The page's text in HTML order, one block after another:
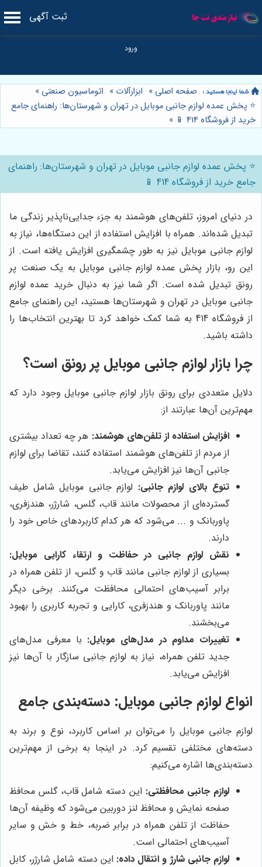
ثبت آگهی
صفحه اصلی » ابزارآلات » اتوماسیون صنعتی »
⭐️ پخش عمده لوازم جانبی موبایل در تهران و شهرستان‌ها: راهنمای جامع
خرید از فروشگاه 414 📱
»
⭐️ پخش عمده لوازم جانبی موبایل در تهران و شهرستان‌ها: راهنمای
جامع خرید از فروشگاه 414 📱
در دنیای امروز، تلفن‌های هوشمند به جزء جدایی‌ناپذیر زندگی ما
تبدیل شده‌اند. همراه با افزایش استفاده از این دستگاه‌ها، نیاز به
لوازم جانبی موبایل نیز به طور چشمگیری افزایش یافته است. از
این رو، بازار پخش عمده لوازم جانبی موبایل به یک صنعت پر
رونق تبدیل شده است. اگر شما نیز به دنبال خرید عمده لوازم
جانبی موبایل در تهران و شهرستان‌ها هستید، این راهنمای جامع
از فروشگاه 414 به شما کمک خواهد کرد تا بهترین انتخاب‌ها را
داشته باشید.
چرا بازار لوازم جانبی موبایل پر رونق است؟
دلایل متعددی برای رونق بازار لوازم جانبی موبایل وجود دارد که
مهم‌ترین آن‌ها عبارتند از:
افزایش استفاده از تلفن‌های هوشمند: هر چه تعداد بیشتری
از مردم از تلفن‌های هوشمند استفاده کنند، تقاضا برای لوازم
جانبی آن‌ها نیز افزایش می‌یابد.
تنوع بالای لوازم جانبی: لوازم جانبی موبایل شامل طیف
گسترده‌ای از محصولات مانند قاب، گلس، شارژر، هندزفری،
پاوربانک و ... می‌شود که هر کدام کاربردهای خاص خود را
دارند.
نقش لوازم جانبی در حفاظت و ارتقاء کارایی موبایل:
بسیاری از لوازم جانبی مانند قاب و گلس، از تلفن همراه در
برابر آسیب‌های احتمالی محافظت می‌کنند. برخی دیگر
مانند پاوربانک و هندزفری، کارایی و تجربه کاربری را بهبود
می‌بخشند.
تغییرات مداوم در مدل‌های موبایل: با معرفی مدل‌های
جدید تلفن همراه، نیاز به لوازم جانبی سازگار با آن‌ها نیز
افزایش می‌یابد.
انواع لوازم جانبی موبایل: دسته‌بندی جامع
لوازم جانبی موبایل را می‌توان بر اساس کاربرد، نوع و برند به
دسته‌های مختلفی تقسیم کرد. در اینجا به برخی از مهم‌ترین
دسته‌بندی‌ها اشاره می‌کنیم:
لوازم جانبی محافظتی: این دسته شامل قاب، گلس محافظ
صفحه نمایش و محافظ لنز دوربین می‌شود که وظیفه آن‌ها
حفاظت از تلفن همراه در برابر ضربه، خط و خش و سایر
آسیب‌های احتمالی است.
لوازم جانبی شارژ و انتقال داده: این دسته شامل شارژر، کابل